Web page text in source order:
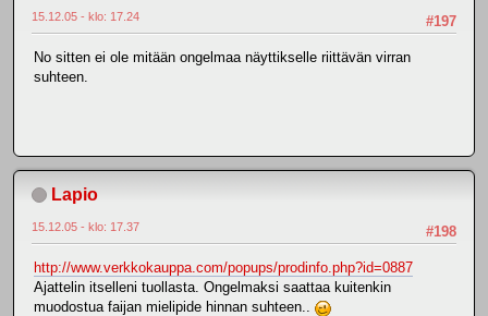
#197
15.12.05 - klo: 17.24
No sitten ei ole mitään ongelmaa näyttikselle riittävän virran
suhteen.
Lapio
#198
15.12.05 - klo: 17.37
http://www.verkkokauppa.com/popups/prodinfo.php?id=0887
Ajattelin itselleni tuollasta. Ongelmaksi saattaa kuitenkin
muodostua faijan mielipide hinnan suhteen..